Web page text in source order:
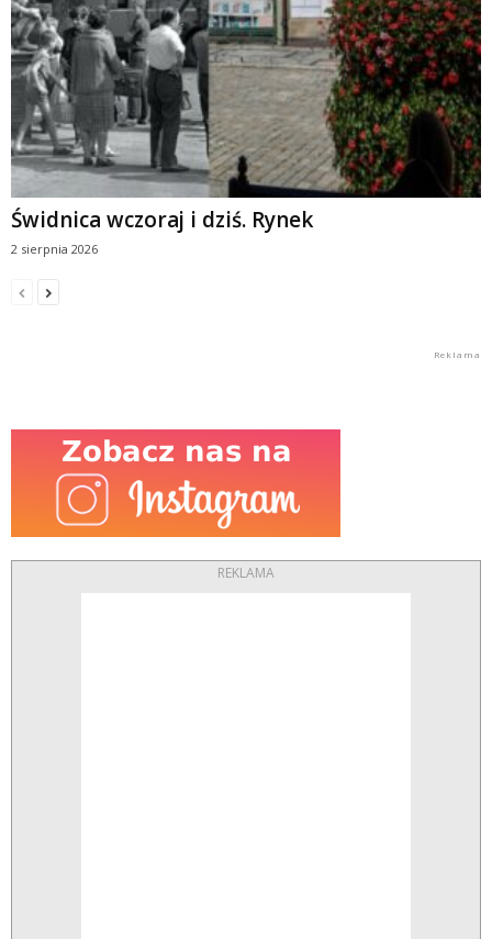
Świdnica wczoraj i dziś. Rynek
2 sierpnia 2026
REKLAMA